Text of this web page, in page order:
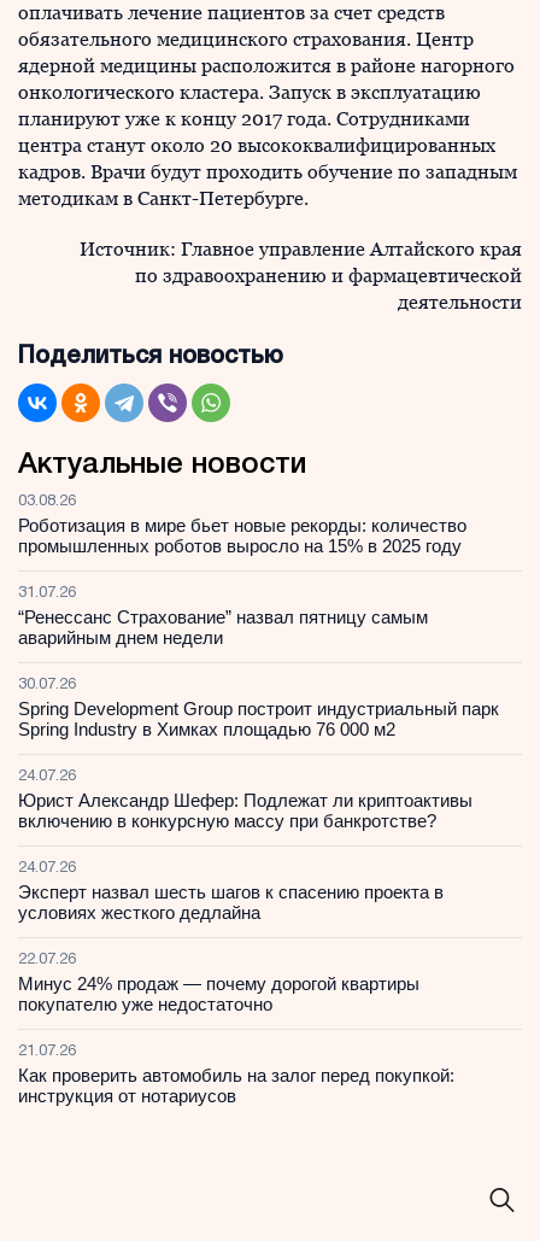
оплачивать лечение пациентов за счет средств
обязательного медицинского страхования. Центр
ядерной медицины расположится в районе нагорного
онкологического кластера. Запуск в эксплуатацию
планируют уже к концу 2017 года. Сотрудниками
центра станут около 20 высококвалифицированных
кадров. Врачи будут проходить обучение по западным
методикам в Санкт-Петербурге.
Источник: Главное управление Алтайского края
по здравоохранению и фармацевтической
деятельности
Поделиться новостью
Актуальные новости
03.08.26
Роботизация в мире бьет новые рекорды: количество
промышленных роботов выросло на 15% в 2025 году
31.07.26
“Ренессанс Страхование” назвал пятницу самым
аварийным днем недели
30.07.26
Spring Development Group построит индустриальный парк
Spring Industry в Химках площадью 76 000 м2
24.07.26
Юрист Александр Шефер: Подлежат ли криптоактивы
включению в конкурсную массу при банкротстве?
24.07.26
Эксперт назвал шесть шагов к спасению проекта в
условиях жесткого дедлайна
22.07.26
Минус 24% продаж — почему дорогой квартиры
покупателю уже недостаточно
21.07.26
Как проверить автомобиль на залог перед покупкой:
инструкция от нотариусов